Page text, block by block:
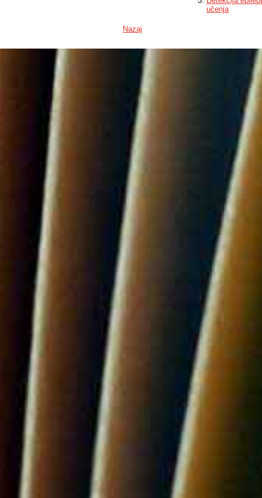
učenja
Nazaj